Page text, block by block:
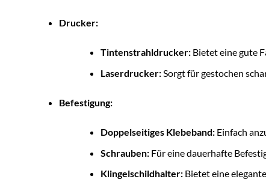
Drucker:
Tintenstrahldrucker:Bietet eine gute
Laserdrucker:Sorgt für gestochen
Befestigung:
Doppelseitiges Klebeband:Einfach
Schrauben:Für eine dauerhafte
Klingelschildhalter:Bietet eine